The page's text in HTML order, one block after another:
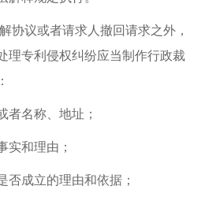
协议或者请求人撤回请求之外，
理专利侵权纠纷应当制作行政裁
者名称、地址；
实和理由；
否成立的理由和依据；